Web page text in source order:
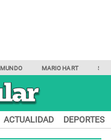
MUNDO MARIO HART
ACTUALIDAD DEPORTES